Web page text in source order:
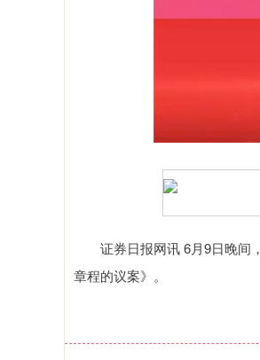
证券日报网讯 6月9日晚间，
章程的议案》。